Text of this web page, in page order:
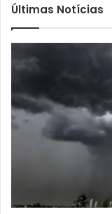
Últimas Notícias